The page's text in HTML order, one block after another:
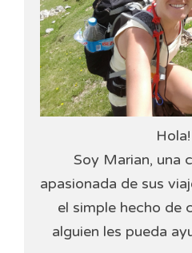
Soy Marian, una
apasionada de sus
el simple hecho de
alguien les pueda